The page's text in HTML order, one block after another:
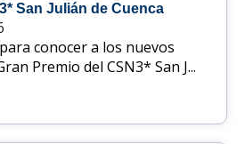
San Julián de Cuenca
conocer a los nuevos
Premio del CSN3* San J...